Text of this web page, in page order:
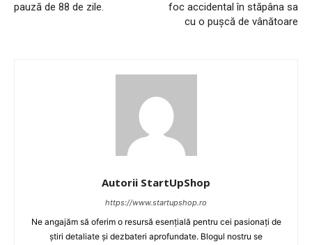
pauză de 88 de zile.
foc accidental în stăpâna sa
cu o pușcă de vânătoare
Autorii StartUpShop
https://www.startupshop.ro
Ne angajăm să oferim o resursă esențială pentru cei pasionați de
știri detaliate și dezbateri aprofundate. Blogul nostru se